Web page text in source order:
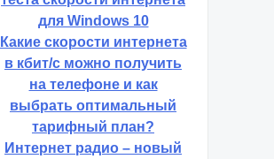
для Windows 10
Какие скорости интернета
в кбит/с можно получить
на телефоне и как
выбрать оптимальный
тарифный план?
Интернет радио – новый